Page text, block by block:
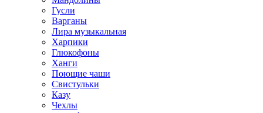
Гусли
Варганы
Лира музыкальная
Харпики
Глюкофоны
Ханги
Поющие чаши
Свистульки
Казу
Чехлы